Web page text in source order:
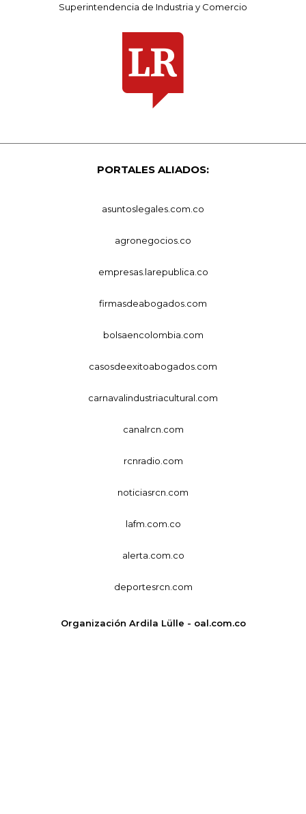
Superintendencia de Industria y Comercio
PORTALES ALIADOS:
asuntoslegales.com.co
agronegocios.co
empresas.larepublica.co
firmasdeabogados.com
bolsaencolombia.com
casosdeexitoabogados.com
carnavalindustriacultural.com
canalrcn.com
rcnradio.com
noticiasrcn.com
lafm.com.co
alerta.com.co
deportesrcn.com
Organización Ardila Lülle - oal.com.co